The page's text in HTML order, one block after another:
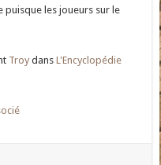
puisque les joueurs sur le
Troy dansL'Encyclopédie